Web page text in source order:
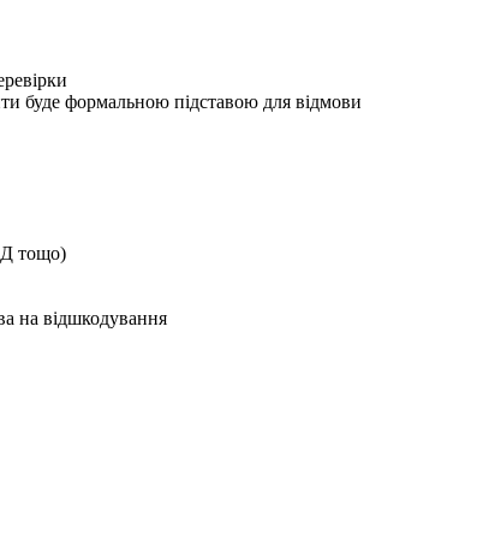
буде формальною підставою для відмови
тощо)
на відшкодування